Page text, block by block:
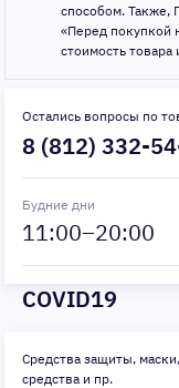
способом. Также,
«Перед покупкой
стоимость
Остались вопросы по
8 (812) 332-
Будние дни
11:00–20:00
COVID19
Средства защиты,
средства и пр.